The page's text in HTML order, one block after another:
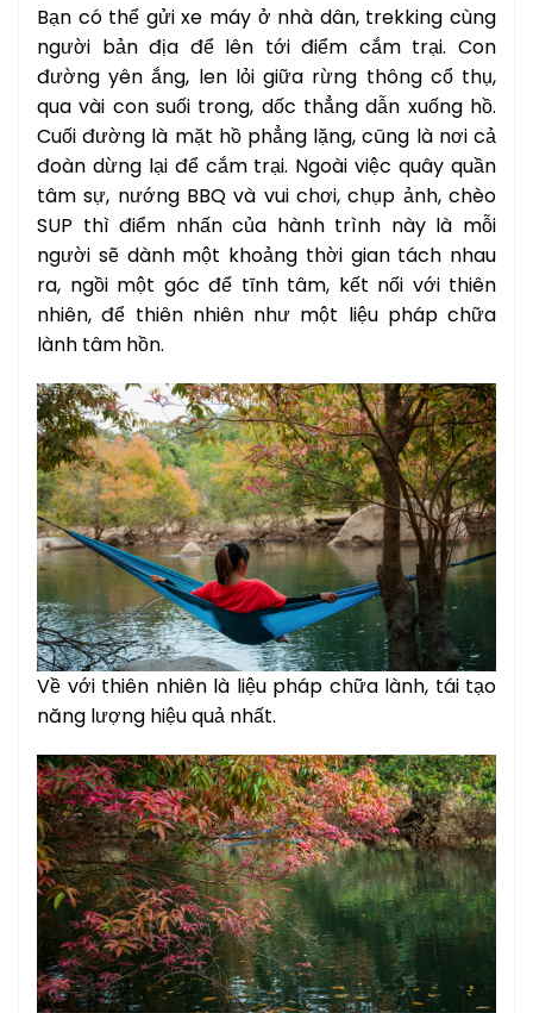
Bạn có thể gửi xe máy ở nhà dân, trekking cùng
người bản địa để lên tới điểm cắm trại. Con
đường yên ắng, len lỏi giữa rừng thông cổ thụ,
qua vài con suối trong, dốc thẳng dẫn xuống hồ.
Cuối đường là mặt hồ phẳng lặng, cũng là nơi cả
đoàn dừng lại để cắm trại. Ngoài việc quây quần
tâm sự, nướng BBQ và vui chơi, chụp ảnh, chèo
SUP thì điểm nhấn của hành trình này là mỗi
người sẽ dành một khoảng thời gian tách nhau
ra, ngồi một góc để tĩnh tâm, kết nối với thiên
nhiên, để thiên nhiên như một liệu pháp chữa
lành tâm hồn.
Về với thiên nhiên là liệu pháp chữa lành, tái tạo
năng lượng hiệu quả nhất.